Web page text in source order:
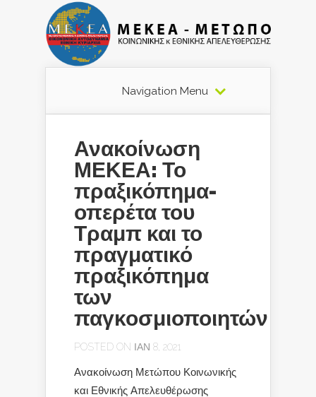
Navigation Menu
Ανακοίνωση
ΜΕΚΕΑ: Το
πραξικόπημα-
οπερέτα του
Τραμπ και το
πραγματικό
πραξικόπημα
των
παγκοσμιοποιητών
POSTED ON ΙΑΝ 8, 2021
Ανακοίνωση Μετώπου Κοινωνικής
και Εθνικής Απελευθέρωσης